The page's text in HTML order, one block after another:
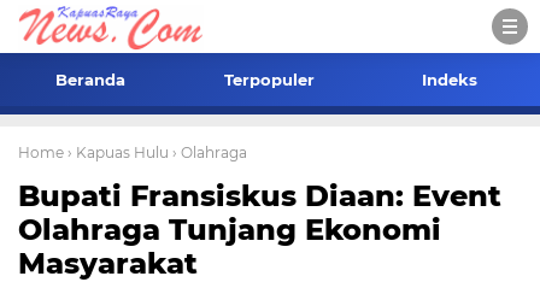
Beranda Terpopuler Indeks
Home › Kapuas Hulu › Olahraga
Bupati Fransiskus Diaan: Event
Olahraga Tunjang Ekonomi
Masyarakat